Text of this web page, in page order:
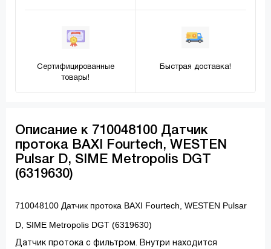
Сертифицированные
товары!
Быстрая доставка!
Описание к 710048100 Датчик
протока BAXI Fourtech, WESTEN
Pulsar D, SIME Metropolis DGT
(6319630)
710048100 Датчик протока BAXI Fourtech, WESTEN Pulsar
D, SIME Metropolis DGT (6319630)
Датчик протока с фильтром. Внутри находится